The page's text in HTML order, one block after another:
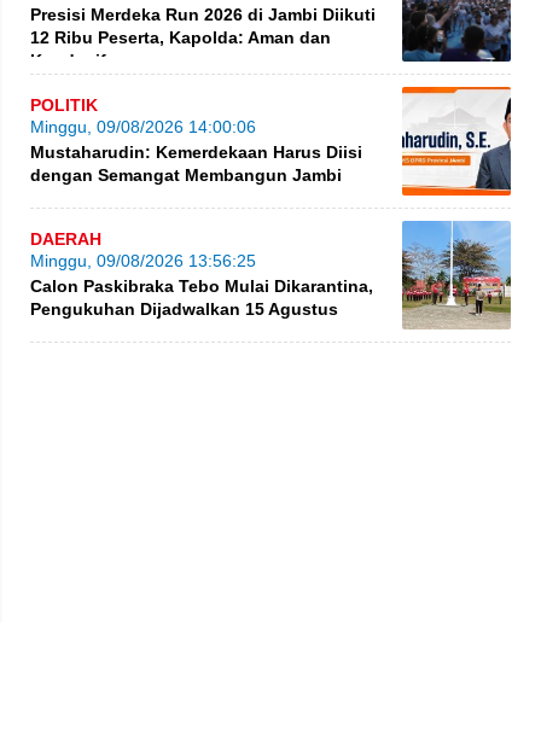
Presisi Merdeka Run 2026 di Jambi Diikuti
12 Ribu Peserta, Kapolda: Aman dan
Kondusif
POLITIK
Minggu, 09/08/2026 14:00:06
Mustaharudin: Kemerdekaan Harus Diisi
dengan Semangat Membangun Jambi
DAERAH
Minggu, 09/08/2026 13:56:25
Calon Paskibraka Tebo Mulai Dikarantina,
Pengukuhan Dijadwalkan 15 Agustus